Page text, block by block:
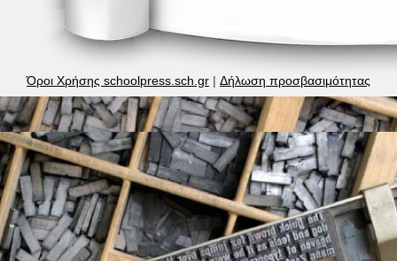
Όροι Χρήσης schoolpress.sch.gr | Δήλωση προσβασιμότητας